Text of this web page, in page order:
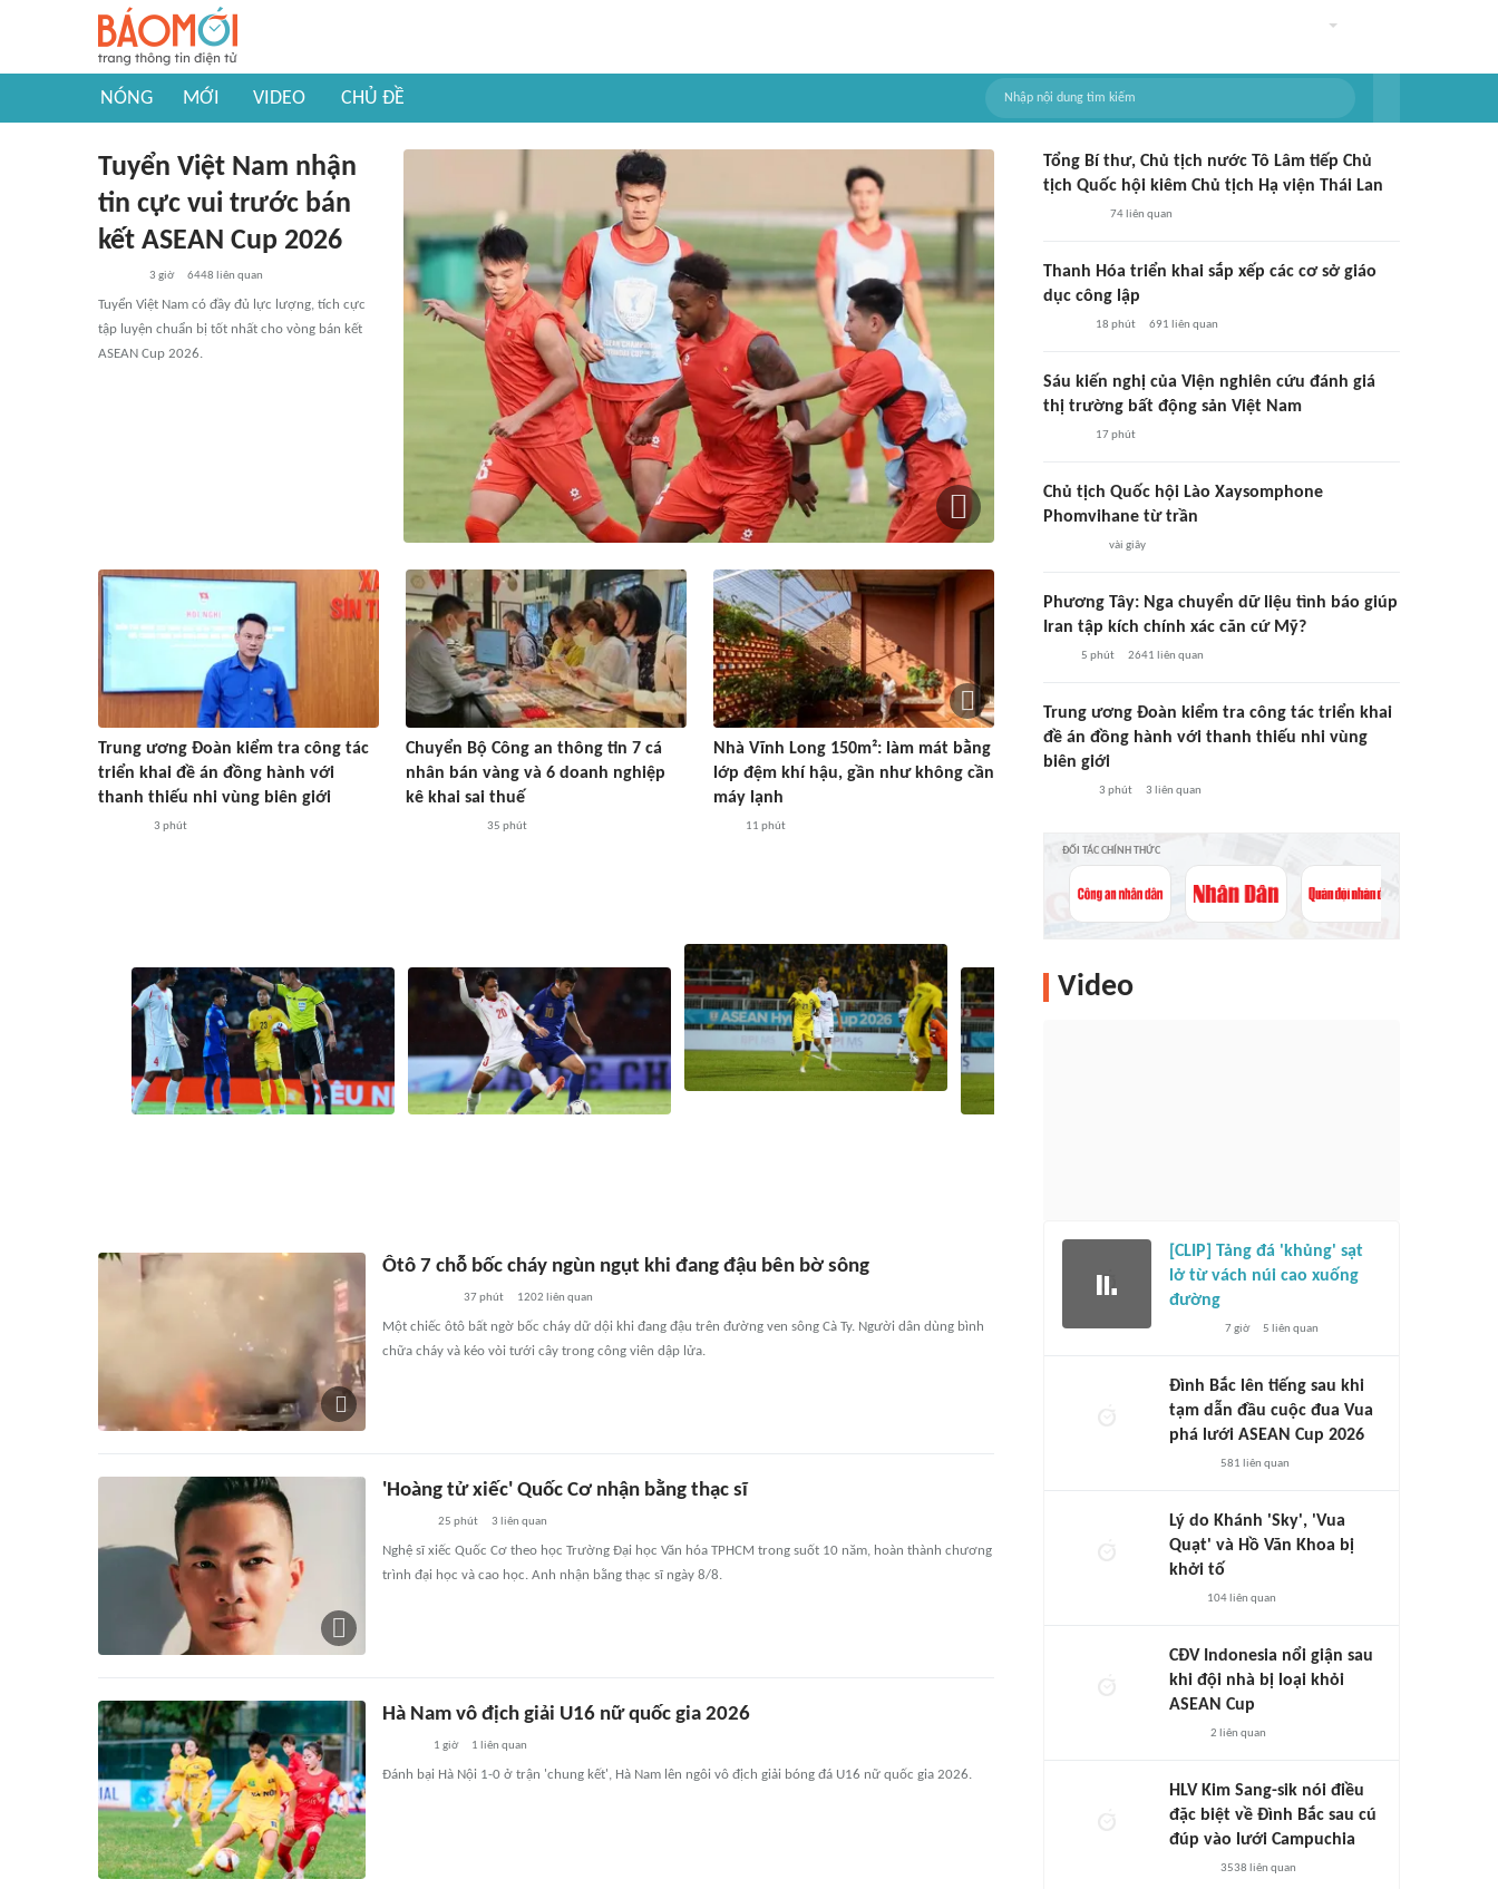
NÓNG MỚI VIDEO CHỦ ĐỀ
Tuyển Việt Nam nhận
tin cực vui trước bán
kết ASEAN Cup 2026
3 giờ 6448 liên quan
Tuyển Việt Nam có đầy đủ lực lượng, tích cực
tập luyện chuẩn bị tốt nhất cho vòng bán kết
ASEAN Cup 2026.
Trung ương Đoàn kiểm tra công tác
triển khai đề án đồng hành với
thanh thiếu nhi vùng biên giới
3 phút
Chuyển Bộ Công an thông tin 7 cá
nhân bán vàng và 6 doanh nghiệp
kê khai sai thuế
35 phút
Nhà Vĩnh Long 150m²: làm mát bằng
lớp đệm khí hậu, gần như không cần
máy lạnh
11 phút
Ôtô 7 chỗ bốc cháy ngùn ngụt khi đang đậu bên bờ sông
37 phút 1202 liên quan
Một chiếc ôtô bất ngờ bốc cháy dữ dội khi đang đậu trên đường ven sông Cà Ty. Người dân dùng bình
chữa cháy và kéo vòi tưới cây trong công viên dập lửa.
'Hoàng tử xiếc' Quốc Cơ nhận bằng thạc sĩ
25 phút 3 liên quan
Nghệ sĩ xiếc Quốc Cơ theo học Trường Đại học Văn hóa TPHCM trong suốt 10 năm, hoàn thành chương
trình đại học và cao học. Anh nhận bằng thạc sĩ ngày 8/8.
Hà Nam vô địch giải U16 nữ quốc gia 2026
1 giờ 1 liên quan
Đánh bại Hà Nội 1-0 ở trận 'chung kết', Hà Nam lên ngôi vô địch giải bóng đá U16 nữ quốc gia 2026.
Tổng Bí thư, Chủ tịch nước Tô Lâm tiếp Chủ
tịch Quốc hội kiêm Chủ tịch Hạ viện Thái Lan
74 liên quan
Thanh Hóa triển khai sắp xếp các cơ sở giáo
dục công lập
18 phút 691 liên quan
Sáu kiến nghị của Viện nghiên cứu đánh giá
thị trường bất động sản Việt Nam
17 phút
Chủ tịch Quốc hội Lào Xaysomphone
Phomvihane từ trần
vài giây
Phương Tây: Nga chuyển dữ liệu tình báo giúp
Iran tập kích chính xác căn cứ Mỹ?
5 phút 2641 liên quan
Trung ương Đoàn kiểm tra công tác triển khai
đề án đồng hành với thanh thiếu nhi vùng
biên giới
3 phút 3 liên quan
ĐỐI TÁC CHÍNH THỨC
Video
[CLIP] Tảng đá 'khủng' sạt
lở từ vách núi cao xuống
đường
7 giờ 5 liên quan
Đình Bắc lên tiếng sau khi
tạm dẫn đầu cuộc đua Vua
phá lưới ASEAN Cup 2026
581 liên quan
Lý do Khánh 'Sky', 'Vua
Quạt' và Hồ Văn Khoa bị
khởi tố
104liên quan
CĐV Indonesia nổi giận sau
khi đội nhà bị loại khỏi
ASEAN Cup
2 liên quan
HLV Kim Sang-sik nói điều
đặc biệt về Đình Bắc sau cú
đúp vào lưới Campuchia
3538 liên quan